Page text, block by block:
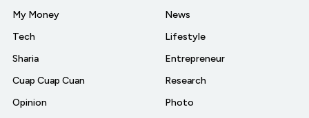
My Money
Tech
Sharia
Cuap Cuap Cuan
Opinion
News
Lifestyle
Entrepreneur
Research
Photo